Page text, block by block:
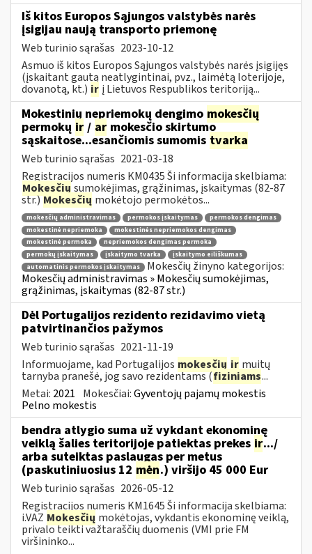
Iš kitos Europos Sąjungos valstybės narės
įsigijau naują transporto priemonę
Web turinio sąrašas 2023-10-12
Asmuo iš kitos Europos Sąjungos valstybės narės įsigijęs
(įskaitant gautą neatlygintinai, pvz., laimėtą loterijoje,
dovanotą, kt.) ir į Lietuvos Respublikos teritoriją...
Mokestinių nepriemokų dengimo mokesčių
permokų ir / ar mokesčio skirtumo
sąskaitose...esančiomis sumomis tvarka
Web turinio sąrašas 2021-03-18
Registracijos numeris KM0435 Ši informacija skelbiama:
Mokesčių sumokėjimas, grąžinimas, įskaitymas (82-87
str.)Mokesčių mokėtojo permokėtos...
mokesčių administravimas permokos įskaitymas
permokos dengimas
mokestinė nepriemoka
mokestinės nepriemokos dengimas
mokestinė permoka
nepriemokos dengimas permoka
permokų įskaitymas
įskaitymo tvarka
įskaitymo eiliškumas
automatinis permokos įskaitymas
Mokesčių žinyno kategorijos:
Mokesčių administravimas » Mokesčių sumokėjimas,
grąžinimas, įskaitymas (82-87 str.)
Dėl Portugalijos rezidento rezidavimo vietą
patvirtinančios pažymos
Web turinio sąrašas 2021-11-19
Informuojame, kad Portugalijos mokesčių ir muitų
tarnyba pranešė, jog savo rezidentams (fiziniams...
Metai: 2021 Mokesčiai:Gyventojų pajamų mokestis
Pelno mokestis
bendra atlygio suma už vykdant ekonominę
veiklą šalies teritorijoje patiektas prekes ir.../
arba suteiktas paslaugas per metus
(paskutiniuosius 12 mėn.) viršijo 45 000 Eur
Web turinio sąrašas 2026-05-12
Registracijos numeris KM1645 Ši informacija skelbiama:
i.VAZ Mokesčių mokėtojas, vykdantis ekonominę veiklą,
privalo teikti važtaraščių duomenis (VMI prie FM
viršininko...